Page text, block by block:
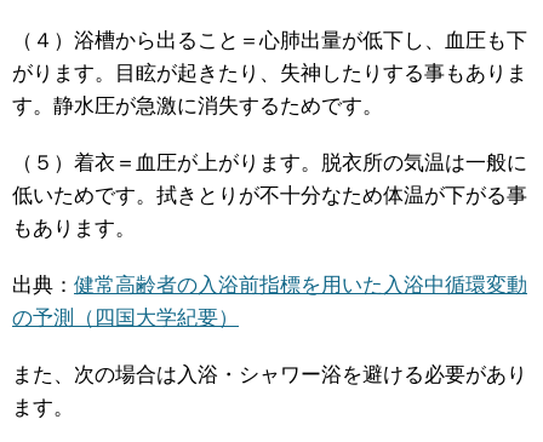
（４）浴槽から出ること＝心肺出量が低下し、血圧も下
がります。目眩が起きたり、失神したりする事もありま
す。静水圧が急激に消失するためです。
（５）着衣＝血圧が上がります。脱衣所の気温は一般に
低いためです。拭きとりが不十分なため体温が下がる事
もあります。
出典： 健常高齢者の入浴前指標を用いた入浴中循環変動
の予測（四国大学紀要）
また、次の場合は入浴・シャワー浴を避ける必要があり
ます。